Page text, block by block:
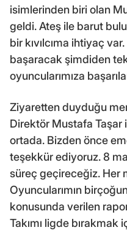
isimlerinden biri olan
geldi. Ateş ile barut
bir kıvılcıma ihtiyaç
başaracak şimdiden
oyuncularımıza
Ziyaretten duyduğu
Direktör Mustafa Taşar
ortada. Bizden önce
teşekkür ediyoruz. 8
süreç geçireceğiz. Her
Oyuncularımın
konusunda verilen
Takımı ligde